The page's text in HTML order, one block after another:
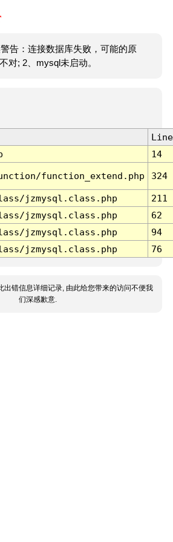
告：连接数据库失败，可能的原
对; 2、mysql未启动。
Line
14
function_extend.php 324
jzmysql.class.php
211
jzmysql.class.php
62
jzmysql.class.php
94
jzmysql.class.php 76
出错信息详细记录, 由此给您带来的访问不便我
们深感歉意.